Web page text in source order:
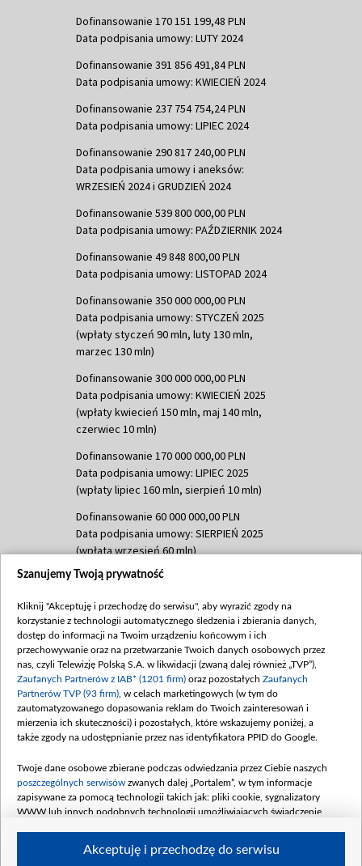
Dofinansowanie 170 151 199,48 PLN
Data podpisania umowy: LUTY 2024
Dofinansowanie 391 856 491,84 PLN
Data podpisania umowy: KWIECIEŃ 2024
Dofinansowanie 237 754 754,24 PLN
Data podpisania umowy: LIPIEC 2024
Dofinansowanie 290 817 240,00 PLN
Data podpisania umowy i aneksów:
WRZESIEŃ 2024 i GRUDZIEŃ 2024
Dofinansowanie 539 800 000,00 PLN
Data podpisania umowy: PAŹDZIERNIK 2024
Dofinansowanie 49 848 800,00 PLN
Data podpisania umowy: LISTOPAD 2024
Dofinansowanie 350 000 000,00 PLN
Data podpisania umowy: STYCZEŃ 2025
(wpłaty styczeń 90 mln, luty 130 mln,
marzec 130 mln)
Dofinansowanie 300 000 000,00 PLN
Data podpisania umowy: KWIECIEŃ 2025
(wpłaty kwiecień 150 mln, maj 140 mln,
czerwiec 10 mln)
Dofinansowanie 170 000 000,00 PLN
Data podpisania umowy: LIPIEC 2025
(wpłaty lipiec 160 mln, sierpień 10 mln)
Dofinansowanie 60 000 000,00 PLN
Data podpisania umowy: SIERPIEŃ 2025
(wpłata wrzesień 60 mln)
Dofinansowanie 635 783 051,21 PLN
(wpłata wrzesień 100 mln, październik 350
mln, listopad 265 mln)
Dofinansowanie 48 862 000,00 PLN
Data podpisania umowy: GRUDZIEŃ 2025
(wpłata grudzień 60,548 mln)
Dofinansowanie 900 000 000,00 PLN
Data podpisania umowy: LUTY 2026 (wpłata
kwiecień 180 mln, 7 maja 180 mln, 8
czerwca 90 mln)
Dofinansowanie 250 000 000,00 PLN
4 sierpnia 250 mln
Szanujemy Twoją prywatność
Kliknij "Akceptuję i przechodzę do serwisu", aby wyrazić zgody na
korzystanie z technologii automatycznego śledzenia i zbierania danych,
dostęp do informacji na Twoim urządzeniu końcowym i ich
przechowywanie oraz na przetwarzanie Twoich danych osobowych przez
nas, czyli Telewizję Polską S.A. w likwidacji (zwaną dalej również „TVP”),
Zaufanych Partnerów z IAB* (1201 firm) oraz pozostałych Zaufanych
Partnerów TVP (93 firm) , w celach marketingowych (w tym do
zautomatyzowanego dopasowania reklam do Twoich zainteresowań i
mierzenia ich skuteczności) i pozostałych, które wskazujemy poniżej, a
także zgody na udostępnianie przez nas identyfikatora PPID do Google.
Twoje dane osobowe zbierane podczas odwiedzania przez Ciebie naszych
poszczególnych serwisów zwanych dalej „Portalem”, w tym informacje
zapisywane za pomocą technologii takich jak: pliki cookie, sygnalizatory
WWW lub innych podobnych technologii umożliwiających świadczenie
Akceptuję i przechodzę do serwisu